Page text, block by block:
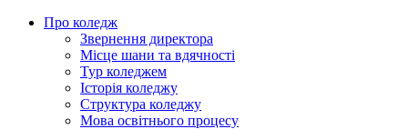
Про коледж
Звернення директора
Місце шани та вдячності
Тур коледжем
Історія коледжу
Структура коледжу
Мова освітнього процесу